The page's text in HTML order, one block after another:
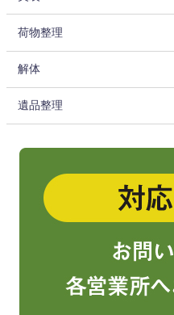
荷物整理
解体
遺品整理